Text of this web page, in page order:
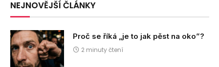
NEJNOVĚJŠÍ ČLÁNKY
Proč se říká „je to jak pěst na oko”?
2 minuty čtení